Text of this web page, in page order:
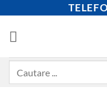
content